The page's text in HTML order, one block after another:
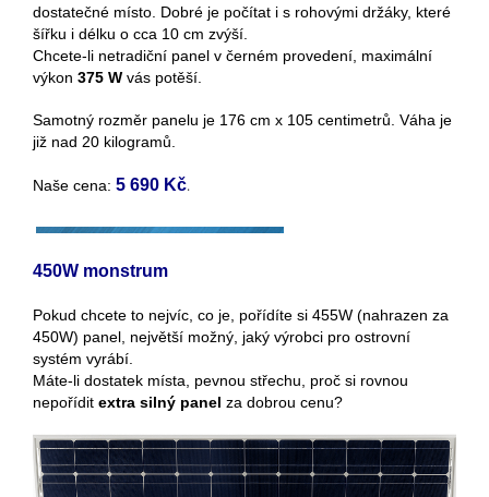
dostatečné místo. Dobré je počítat i s rohovými držáky, které
šířku i délku o cca 10 cm zvýší.
Chcete-li netradiční panel v černém provedení, maximální
výkon 375 W vás potěší.
Samotný rozměr panelu je 176 cm x 105 centimetrů. Váha je
již nad 20 kilogramů.
Naše cena: 5 690 Kč.
450W monstrum
Pokud chcete to nejvíc, co je, pořídíte si 455W (nahrazen za
450W) panel, největší možný, jaký výrobci pro ostrovní
systém vyrábí.
Máte-li dostatek místa, pevnou střechu, proč si rovnou
nepořídit extra silný panel za dobrou cenu?